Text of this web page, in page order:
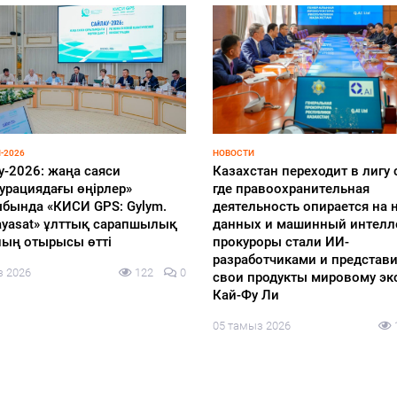
2026
2026: жаңа саяси
өңірлер»
«КИСИ GPS: Gylym.
ұлттық сарапшылық
отырысы өтті
2026 122 0
НОВОСТИ
Казахстан переходит в лигу
где правоохранительная
деятельность опирается на
данных и машинный
прокуроры стали ИИ-
разработчиками и
свои продукты мировому
Кай-Фу Ли
05 тамыз 2026